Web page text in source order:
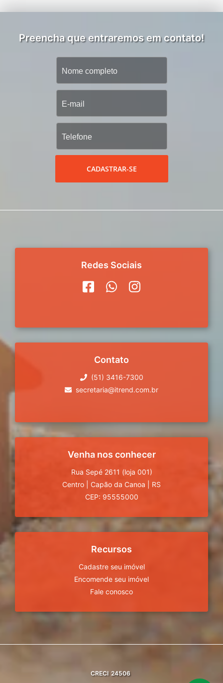
Preencha que entraremos em contato!
CADASTRAR-SE
Redes Sociais
Contato
(51) 3416-7300
secretaria@itrend.com.br
Venha nos conhecer
Rua Sepé 2611 (loja 001)
Centro
Capão da Canoa
RS
CEP: 95555000
Recursos
Cadastre seu imóvel
Encomende seu imóvel
Fale conosco
CRECI 24506